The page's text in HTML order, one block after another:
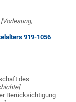
[Vorlesung,
919-1056
des
Berücksichtigung